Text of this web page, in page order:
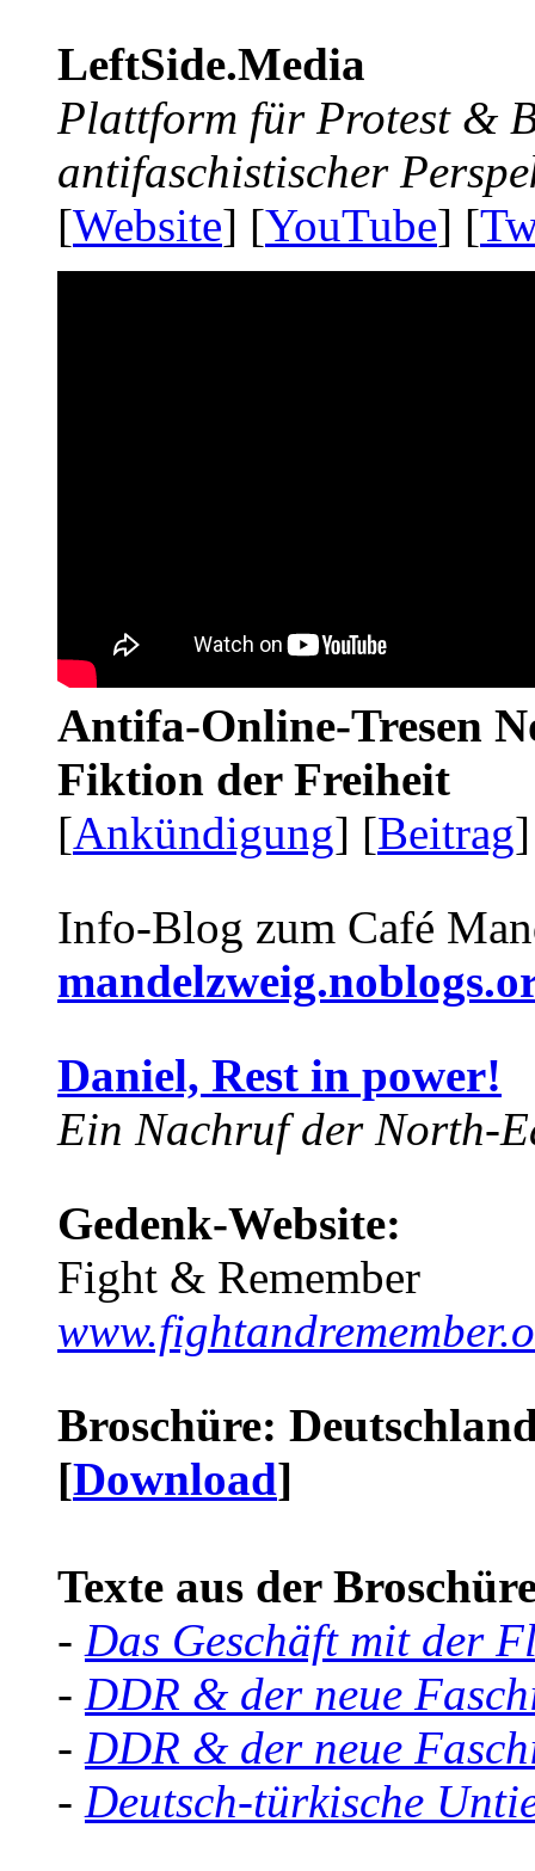
LeftSide.Media
Plattform für Protest &
antifaschistischer
[Website] [YouTube] [
Antifa-Online-Tresen
Fiktion der Freiheit
[Ankündigung] [Beitrag
Info-Blog zum Café
Daniel, Rest in power!
Ein Nachruf der North-
Gedenk-Website:
Fight & Remember
Broschüre:
[Download]
Texte aus der
- Das Geschäft mit der
- DDR & der neue
- DDR & der neue
- Deutsch-türkische